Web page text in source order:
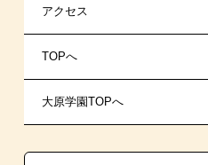
東京経営大学 学士取得コース
提携教育ローン
新聞奨学生
試験による特待生制度
指定校推薦入学
指定校自己推薦入学
特別推薦入学
夢を叶えた先輩たち
施設・研修所
学生寮・マンションのご案内
お知らせ・新着情報
在校生へのお知らせ
各種証明書の発行ご希望の方
アクセス
TOPへ
大原学園TOPへ